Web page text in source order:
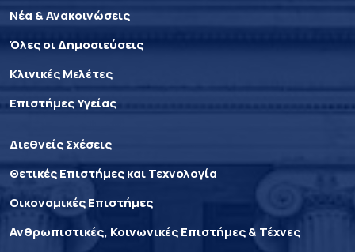
Νέα & Ανακοινώσεις
Όλες οι Δημοσιεύσεις
Κλινικές Μελέτες
Επιστήμες Υγείας
Διεθνείς Σχέσεις
Θετικές Επιστήμες και Τεχνολογία
Οικονομικές Επιστήμες
Ανθρωπιστικές, Κοινωνικές Επιστήμες & Τέχνες